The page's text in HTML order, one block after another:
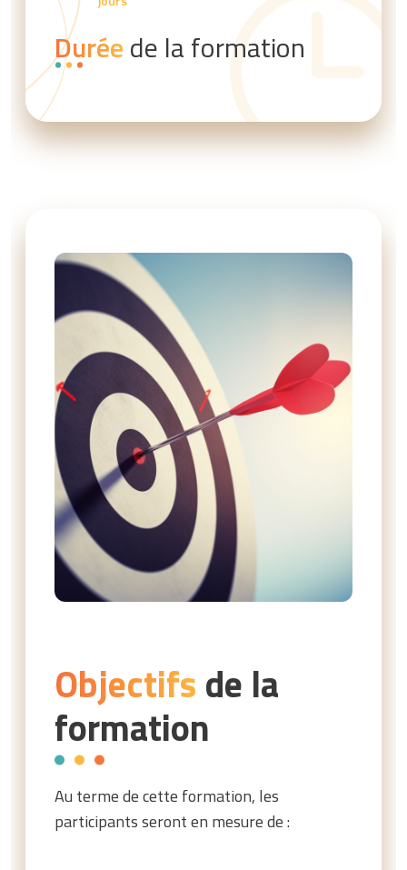
Duréede la formation
Objectifsde la
formation
Au terme de cette formation, les
participants seront en mesure de :